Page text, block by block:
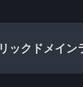
ックドメイン